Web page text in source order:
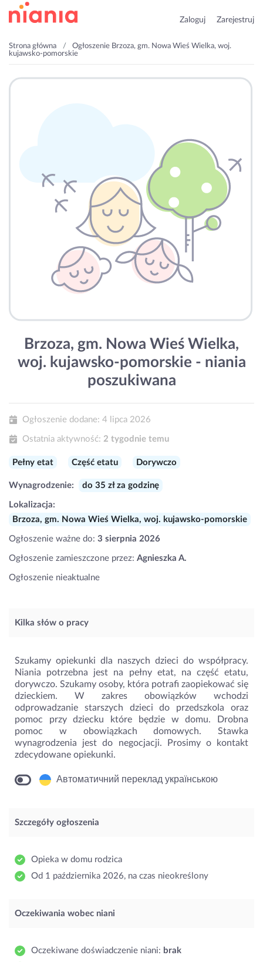
Zaloguj Zarejestruj
Strona główna
Ogłoszenie Brzoza, gm. Nowa Wieś Wielka, woj.
kujawsko-pomorskie
Brzoza, gm. Nowa Wieś Wielka,
woj. kujawsko-pomorskie - niania
poszukiwana
Ogłoszenie dodane: 4 lipca 2026
Ostatnia aktywność: 2 tygodnie temu
Pełny etat Część etatu Dorywczo
Wynagrodzenie: do 35 zł za godzinę
Lokalizacja:
Brzoza, gm. Nowa Wieś Wielka, woj. kujawsko-pomorskie
Ogłoszenie ważne do: 3 sierpnia 2026
Ogłoszenie zamieszczone przez: Agnieszka A.
Ogłoszenie nieaktualne
Kilka słów o pracy
Szukamy opiekunki dla naszych dzieci do współpracy.
Niania potrzebna jest na pełny etat, na część etatu,
dorywczo. Szukamy osoby, która potrafi zaopiekować się
dzieckiem. W zakres obowiązków wchodzi
odprowadzanie starszych dzieci do przedszkola oraz
pomoc przy dziecku które będzie w domu. Drobna
pomoc w obowiązkach domowych. Stawka
wynagrodzenia jest do negocjacji. Prosimy o kontakt
zdecydowane opiekunki.
Автоматичний переклад українською
Szczegóły ogłoszenia
Opieka w domu rodzica
Od 1 października 2026, na czas nieokreślony
Oczekiwania wobec niani
Oczekiwane doświadczenie niani: brak